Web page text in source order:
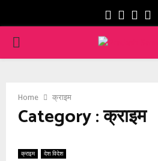
PRIMARY
Home क्राइम
Category : क्राइम
क्राइम देश विदेश